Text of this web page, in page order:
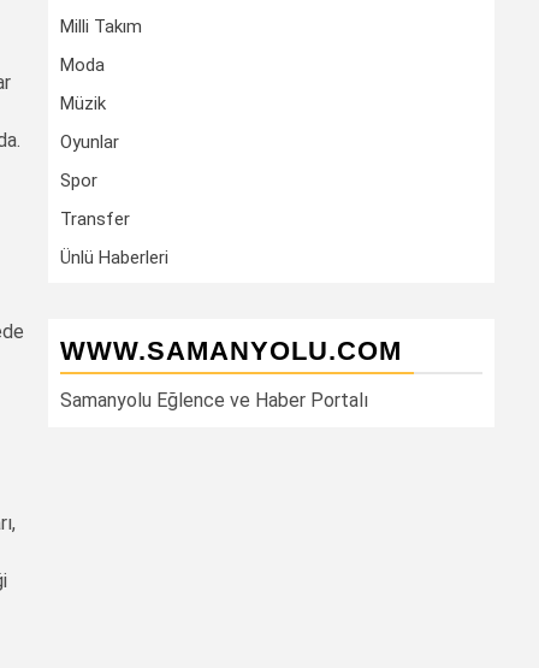
Milli Takım
Moda
Müzik
Oyunlar
Spor
Transfer
Ünlü Haberleri
WWW.SAMANYOLU.COM
Samanyolu Eğlence ve Haber Portalı